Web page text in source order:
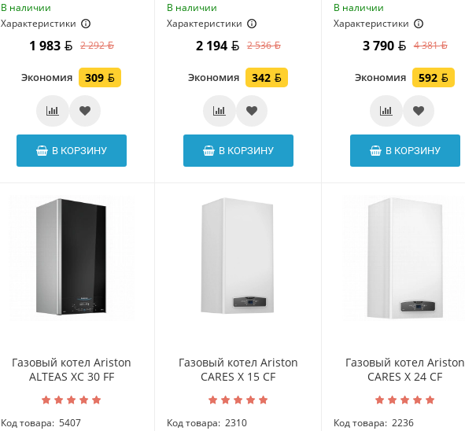
В наличии
Характеристики
1 983 2 292
Экономия 309
В КОРЗИНУ
В наличии
Характеристики
2 194 2 536
Экономия 342
В КОРЗИНУ
В наличии
Характеристики
3 790 4 381
Экономия 592
В КОРЗИНУ
Газовый котел Ariston
ALTEAS XC 30 FF
Код товара: 5407
Газовый котел Ariston
CARES X 15 CF
Код товара: 2310
Газовый котел Ariston
CARES X 24 CF
Код товара: 2236